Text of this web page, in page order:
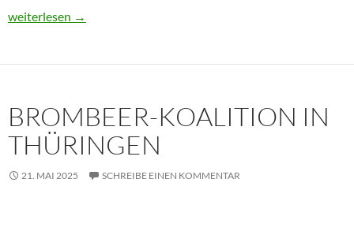
Usbekistan 2025: Unterwegs in einem Land im Aufbruch
weiterlesen →
BROMBEER-KOALITION IN
THÜRINGEN
21. MAI 2025 SCHREIBE EINEN KOMMENTAR